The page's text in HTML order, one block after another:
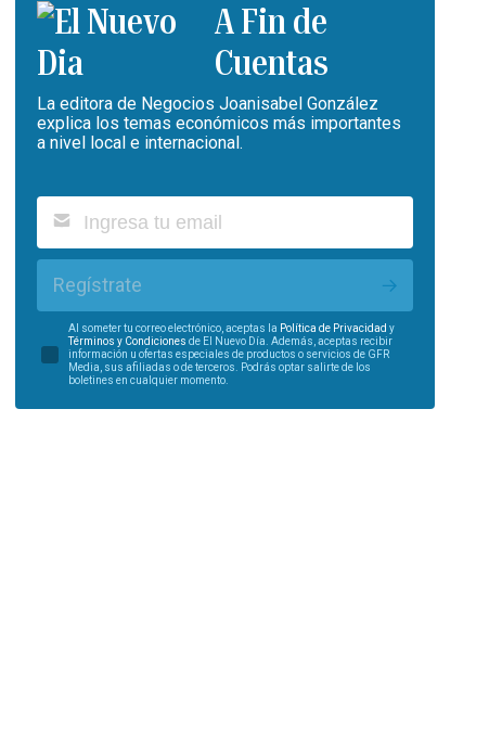
A Fin de
Cuentas
La editora de Negocios Joanisabel González
explica los temas económicos más importantes
a nivel local e internacional.
Regístrate
Al someter tu correo electrónico, aceptas la Política de Privacidad y
Términos y Condiciones de El Nuevo Día. Además, aceptas recibir
información u ofertas especiales de productos o servicios de GFR
Media, sus afiliadas o de terceros. Podrás optar salirte de los
boletines en cualquier momento.